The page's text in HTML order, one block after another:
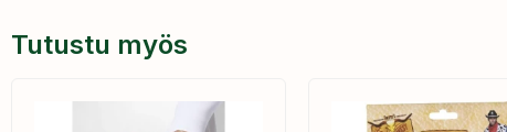
Tutustu myös